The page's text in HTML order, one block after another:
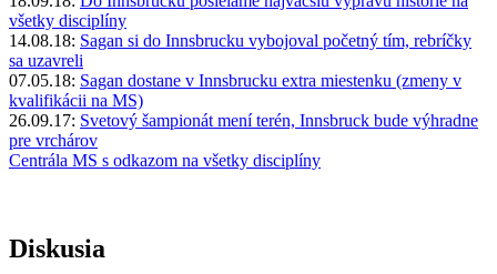
všetky disciplíny
14.08.18: Sagan si do Innsbrucku vybojoval početný tím, rebríčky
sa uzavreli
07.05.18: Sagan dostane v Innsbrucku extra miestenku (zmeny v
kvalifikácii na MS)
26.09.17: Svetový šampionát mení terén, Innsbruck bude výhradne
pre vrchárov
Centrála MS s odkazom na všetky disciplíny
Diskusia